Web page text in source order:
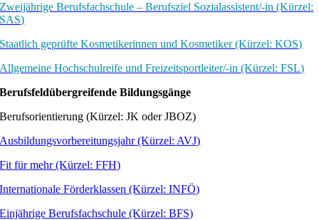
Zweijährige Berufsfachschule – Berufsziel Sozialassistent/-in (Kürzel:
SAS)
Staatlich geprüfte Kosmetikerinnen und Kosmetiker (Kürzel: KOS)
Allgemeine Hochschulreife und Freizeitsportleiter/-in (Kürzel: FSL)
Berufsfeldübergreifende Bildungsgänge
Berufsorientierung (Kürzel: JK oder JBOZ)
Ausbildungsvorbereitungsjahr (Kürzel: AVJ)
Fit für mehr (Kürzel: FFH)
Internationale Förderklassen (Kürzel: INFÖ)
Einjährige Berufsfachschule (Kürzel: BFS)